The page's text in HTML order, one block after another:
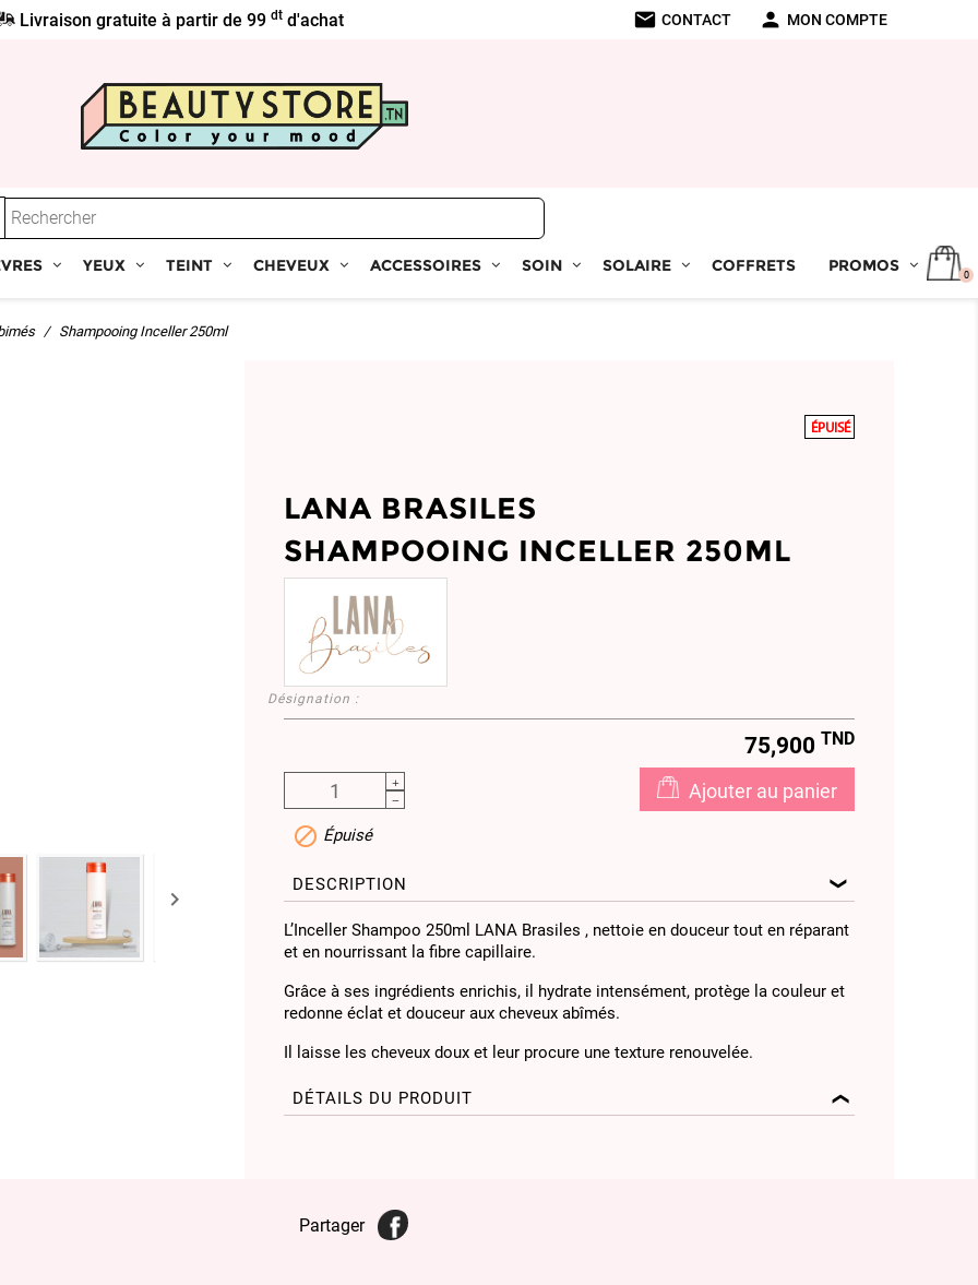
Livraison gratuite à partir de 99dt d'achat mail CONTACT person MON COMPTE
YEUX TEINT CHEVEUX ACCESSOIRES SOIN SOLAIRE COFFRETS PROMOS 0
Shampooing Inceller 250ml

ÉPUISÉ
LANA BRASILES
SHAMPOOING INCELLER 250ML
Désignation :
75,900 TND
Ajouter au panier
 Épuisé
DESCRIPTION
L’Inceller Shampoo 250ml LANA Brasiles , nettoie en douceur tout en réparant
et en nourrissant la fibre capillaire.
Grâce à ses ingrédients enrichis, il hydrate intensément, protège la couleur et
redonne éclat et douceur aux cheveux abîmés.
Il laisse les cheveux doux et leur procure une texture renouvelée.
DÉTAILS DU PRODUIT
Partager